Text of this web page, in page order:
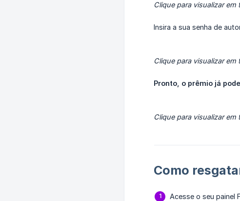
Clique para visualizar em
Insira a sua senha de
Clique para visualizar em
Pronto, o prêmio já
Clique para visualizar em
Como
Acesse o seu painel